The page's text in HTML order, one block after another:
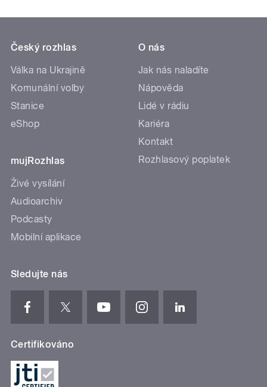
Český rozhlas
Válka na Ukrajině
Komunální volby
Stanice
eShop
mujRozhlas
Živé vysílání
Audioarchiv
Podcasty
Mobilní aplikace
O nás
Jak nás naladíte
Nápověda
Lidé v rádiu
Kariéra
Kontakt
Rozhlasový poplatek
Sledujte nás
Certifikováno